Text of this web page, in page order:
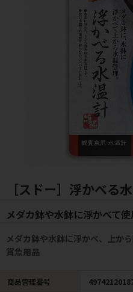
［スドー］浮かべる
メダカ鉢や水鉢に浮かべて使
メダカ鉢や水鉢に浮かべ、上か
賞魚用品
商品管理番号